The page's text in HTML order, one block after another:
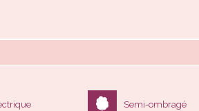
Semi-ombragé